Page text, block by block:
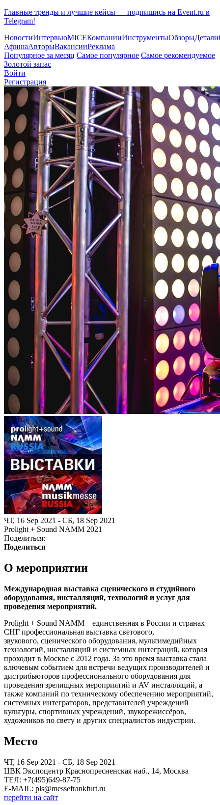
Главные тренды и лучшие кейсы — подпишись на Event.ru в
Telegram!
НовостиИнтервьюMICEКомпанииИнструментыОбзорыДетали
АфишаАвторыВакансииРеклама
Популярное за месяц Самое популярное Самое рекомендуемое
Золотой запас
Войти
Регистрация
ЧТ, 16 Sep 2021 - СБ, 18 Sep 2021
Prolight + Sound NAMM 2021
Поделиться:
Поделиться
О мероприятии
Международная выставка сценического и студийного
оборудования, инсталляций, технологий и услуг для
проведения мероприятий.
Prolight + Sound NAMM – единственная в России и странах
СНГ профессиональная выставка светового,
звукового, сценического оборудования, мультимедийных
технологий, инсталляций и системных интеграций, которая
проходит в Москве с 2012 года. За это время выставка стала
ключевым событием для встречи ведущих производителей и
дистрибьюторов профессионального оборудования для
проведения зрелищных мероприятий и AV инсталляций, а
также компаний по техническому обеспечению мероприятий,
системных интеграторов, представителей учреждений
культуры, спортивных учреждений, звукорежиссёров,
художников по свету и других специалистов индустрии.
Место
ЧТ, 16 Sep 2021 - СБ, 18 Sep 2021
ЦВК Экспоцентр Краснопресненская наб., 14, Москва
ТЕЛ: +7(495)649-87-75
E-MAIL: pls@messefrankfurt.ru
перейти на сайт